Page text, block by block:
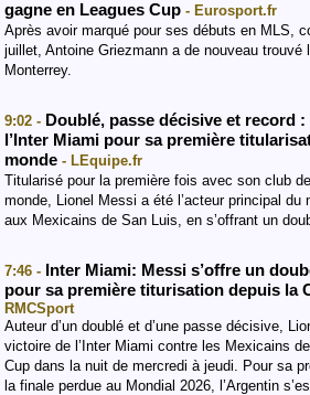
gagne en Leagues Cup - Eurosport.fr
Après avoir marqué pour ses débuts en MLS,
juillet, Antoine Griezmann a de nouveau
Monterrey.
9:02 - Doublé, passe décisive et record
l’Inter Miami pour sa première
monde - LEquipe.fr
Titularisé pour la première fois avec son club
monde, Lionel Messi a été l’acteur principal du
aux Mexicains de San Luis, en s’offrant un
7:46 - Inter Miami: Messi s’offre un
pour sa première titurisation depuis la
RMCSport
Auteur d’un doublé et d’une passe décisive,
victoire de l’Inter Miami contre les Mexicains
Cup dans la nuit de mercredi à jeudi. Pour sa
la finale perdue au Mondial 2026, l’Argentin